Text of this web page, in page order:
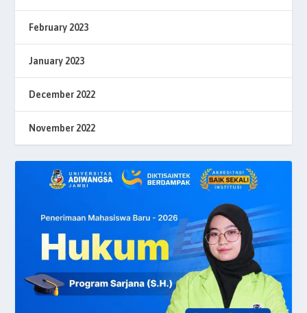
February 2023
January 2023
December 2022
November 2022